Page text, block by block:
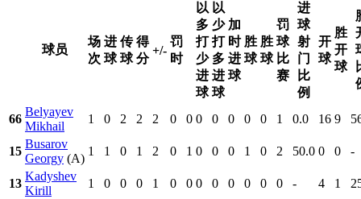
球员
场
次
进
球
传
球
得
分
+/-
罚
时
以
多
打
少
进
球
以
少
打
多
进
球
加
时
进
球
胜
球
胜
球
罚
球
比
赛
进
球
射
门
比
例
开
球
胜
开
球
66
Belyayev
Mikhail
1 0 2 2 2 0 0 0 0 0 0 0 1 0.0 16 9
15
Busarov
Georgy (A)
1 1 0 1 2 0 1 0 0 0 1 0 2 50.0 0 0 -
13
Kadyshev
Kirill
1 0 0 0 1 0 0 0 0 0 0 0 0 - 4 1